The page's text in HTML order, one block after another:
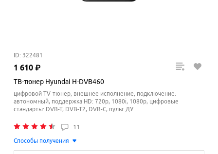
ID: 322481
1 610 ₽
ТВ-тюнер Hyundai H-DVB460
цифровой TV-тюнер, внешнее исполнение, подключение:
автономный, поддержка HD: 720p, 1080i, 1080p, цифровые
стандарты: DVB-T, DVB-T2, DVB-C, пульт ДУ
11
Способы получения